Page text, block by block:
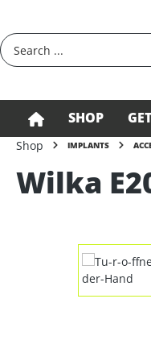
SHOP
Shop IMPLANTS
Wilka
Skip image gallery